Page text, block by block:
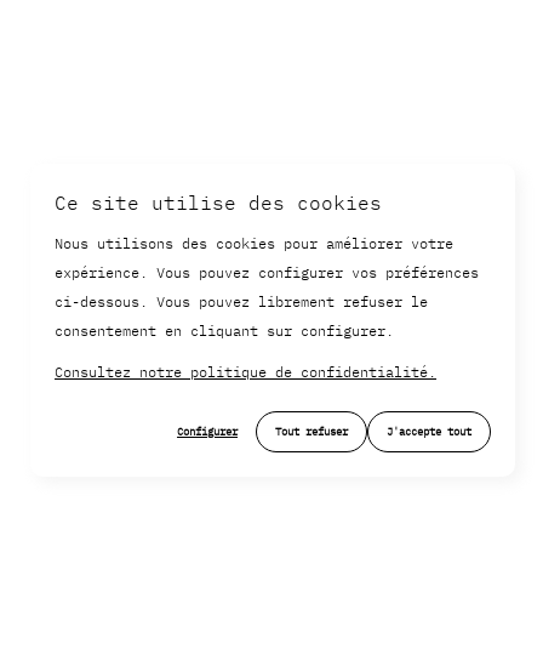
Ce site utilise des cookies
Nous utilisons des cookies pour améliorer votre
expérience. Vous pouvez configurer vos préférences
ci-dessous. Vous pouvez librement refuser le
consentement en cliquant sur configurer.
Consultez notre politique de confidentialité.
Configurer Tout refuser J'accepte tout